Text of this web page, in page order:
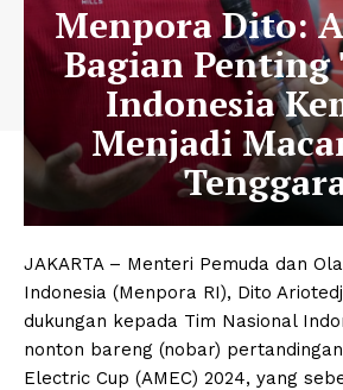
Menpora Dito:
Bagian Penting
Indonesia
Menjadi
JAKARTA – Menteri Pemuda dan
Indonesia (Menpora RI), Dito
dukungan kepada Tim Nasional
nonton bareng (nobar) pertandingan
Electric Cup (AMEC) 2024, yang